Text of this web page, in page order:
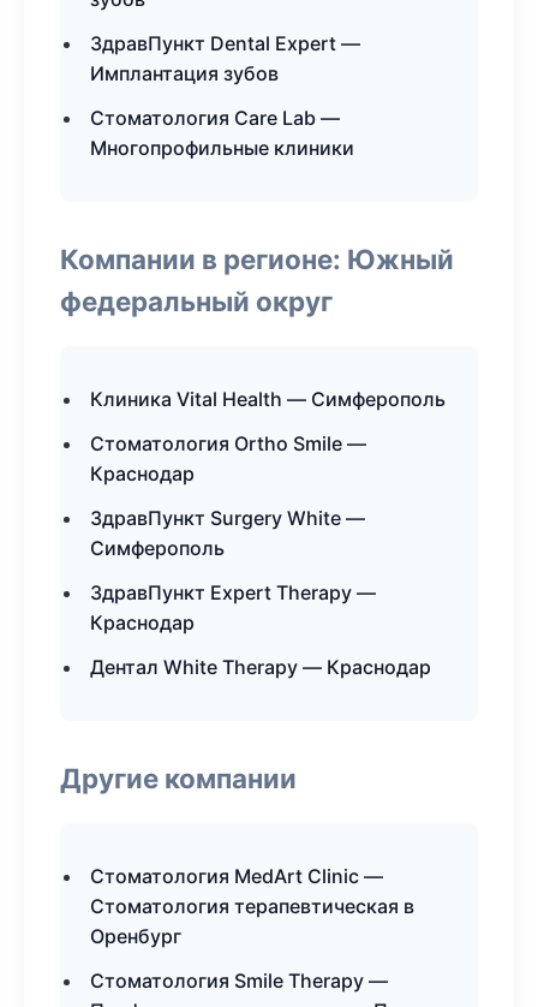
ЗдравПункт Dental Expert —
Имплантация зубов
Стоматология Care Lab —
Многопрофильные клиники
Компании в регионе: Южный
федеральный округ
Клиника Vital Health — Симферополь
Стоматология Ortho Smile —
Краснодар
ЗдравПункт Surgery White —
Симферополь
ЗдравПункт Expert Therapy —
Краснодар
Дентал White Therapy — Краснодар
Другие компании
Стоматология MedArt Clinic —
Стоматология терапевтическая в
Оренбург
Стоматология Smile Therapy —